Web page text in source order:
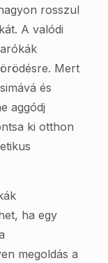
rosszul
A valódi
Mert
és
aggódj
ki otthon
ha egy
megoldás a